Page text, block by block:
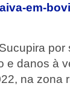
em-
e danos à
na zona